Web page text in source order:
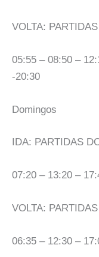
VOLTA:
05:55 – 08:50 –
-20:30
Domingos
IDA: PARTIDAS
07:20 – 13:20 –
VOLTA:
06:35 – 12:30 –